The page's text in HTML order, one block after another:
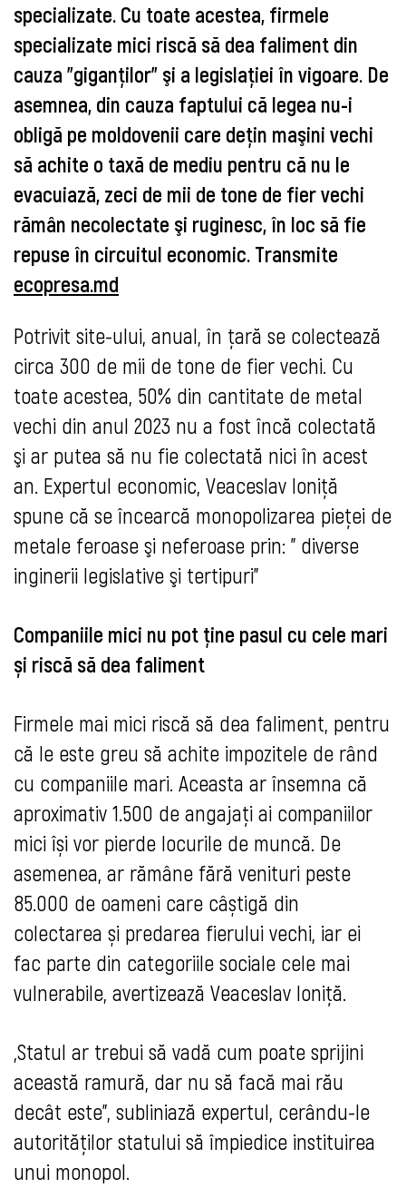
specializate. Cu toate acestea, firmele
specializate mici riscă să dea faliment din
cauza "giganţilor" şi a legislaţiei în vigoare. De
asemnea, din cauza faptului că legea nu-i
obligă pe moldovenii care deţin maşini vechi
să achite o taxă de mediu pentru că nu le
evacuiază, zeci de mii de tone de fier vechi
rămân necolectate şi ruginesc, în loc să fie
repuse în circuitul economic. Transmite
ecopresa.md
Potrivit site-ului, anual, în ţară se colectează
circa 300 de mii de tone de fier vechi. Cu
toate acestea, 50% din cantitate de metal
vechi din anul 2023 nu a fost încă colectată
şi ar putea să nu fie colectată nici în acest
an. Expertul economic, Veaceslav Ioniţă
spune că se încearcă monopolizarea pieţei de
metale feroase şi neferoase prin: " diverse
inginerii legislative şi tertipuri"
Companiile mici nu pot ține pasul cu cele mari
și riscă să dea faliment
Firmele mai mici riscă să dea faliment, pentru
că le este greu să achite impozitele de rând
cu companiile mari. Aceasta ar însemna că
aproximativ 1.500 de angajați ai companiilor
mici își vor pierde locurile de muncă. De
asemenea, ar rămâne fără venituri peste
85.000 de oameni care câștigă din
colectarea și predarea fierului vechi, iar ei
fac parte din categoriile sociale cele mai
vulnerabile, avertizează Veaceslav Ioniță.
„Statul ar trebui să vadă cum poate sprijini
această ramură, dar nu să facă mai rău
decât este”, subliniază expertul, cerându-le
autorităților statului să împiedice instituirea
unui monopol.